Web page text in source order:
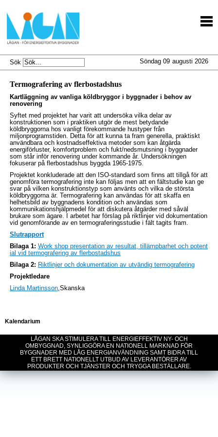
augusti 2026
Söndag 09
Sök
Termografering av flerbostadshus
Kartläggning av vanliga köldbryggor i byggnader i behov av
renovering
Syftet med projektet har varit att undersöka vilka delar av
konstruktionen som i praktiken utgör de mest betydande
köldbryggorna hos vanligt förekommande hustyper från
miljonprogramstiden. Detta för att kunna ta fram generella, praktiskt
användbara och kostnadseffektiva metoder som kan åt­gärda
energiförluster, komfortproblem och fukt/nedsmutsning i bygg­nader
som står inför renovering under kommande år. Undersökningen
fokuserar på flerbostadshus byggda 1965-1975.
Projektet konkluderade att den ISO-standard som finns att tillgå för att
genomföra termografering inte kan följas men att en fältstudie kan ge
svar på vilken konstruktionstyp som använts och vilka de största
köldbryggorna är. Termografering kan användas för att skaffa en
helhetsbild av byggnadens kondition och användas som
kommunikationshjälpmedel för att diskutera åtgärder med såväl
brukare som ägare. I arbetet har förslag på riktlinjer vid dokumentation
vid genomförande av en termograferingsstudie i fält tagits fram.
Slutrapport
Bilaga 1: Work shop presentation av resultat, tillämpbarhet och potent
ial vid termografering av flerbostadshus
Bilaga 2: Riktlinjer och dokumentation av utvändig termografering
Projektledare
Linda Martinsson,Skanska
Kalendarium
LÅGAN SKA STIMULERA TILL ENERGIEFFEKTIV NY- OCH
OMBYGGNAD, SYNLIGGÖRA EN NATIONELL MARKNAD FÖR
BYGGNADER MED LÅG ENERGIANVÄNDNING SAMT BIDRA TILL
ETT BRETT NATIONELLT UTBUD AV LEVERANTÖRER AV
PRODUKTER OCH TJÄNSTER OCH TRYGGA BESTÄLLARE.